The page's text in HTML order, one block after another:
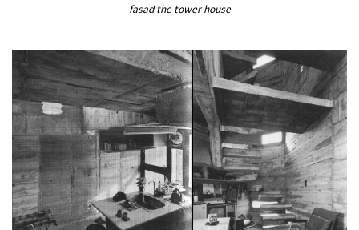
fasad the tower house